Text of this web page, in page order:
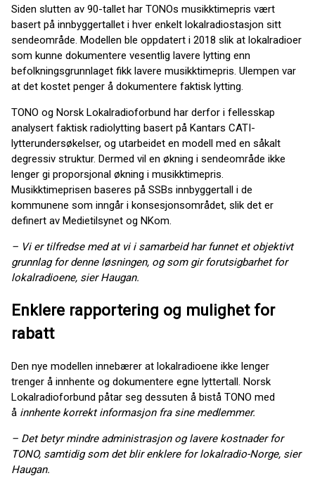
Siden slutten av 90-tallet har TONOs musikktimepris vært
basert på innbyggertallet i hver enkelt lokalradiostasjon sitt
sendeområde. Modellen ble oppdatert i 2018 slik at lokalradioer
som kunne dokumentere vesentlig lavere lytting enn
befolkningsgrunnlaget fikk lavere musikktimepris. Ulempen var
at det kostet penger å dokumentere faktisk lytting.
TONO og Norsk Lokalradioforbund har derfor i fellesskap
analysert faktisk radiolytting basert på Kantars CATI-
lytterundersøkelser, og utarbeidet en modell med en såkalt
degressiv struktur. Dermed vil en økning i sendeområde ikke
lenger gi proporsjonal økning i musikktimepris.
Musikktimeprisen baseres på SSBs innbyggertall i de
kommunene som inngår i konsesjonsområdet, slik det er
definert av Medietilsynet og NKom.
– Vi er tilfredse med at vi i samarbeid har funnet et objektivt
grunnlag for denne løsningen, og som gir forutsigbarhet for
lokalradioene, sier Haugan.
Enklere rapportering og mulighet for
rabatt
Den nye modellen innebærer at lokalradioene ikke lenger
trenger å innhente og dokumentere egne lyttertall. Norsk
Lokalradioforbund påtar seg dessuten å bistå TONO med
å innhente korrekt informasjon fra sine medlemmer.
– Det betyr mindre administrasjon og lavere kostnader for
TONO, samtidig som det blir enklere for lokalradio-Norge, sier
Haugan.